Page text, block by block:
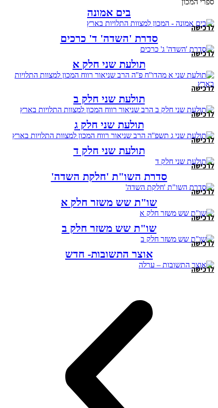
ספרי המכון
בים אמונה
לרכישה
סדרת 'השדה' ד' כרכים
לרכישה
תולעת שני חלק א
לרכישה
תולעת שני חלק ב
לרכישה
תולעת שני חלק ג
לרכישה
תולעת שני חלק ד
לרכישה
סדרת השו"ת 'חלקת השדה'
לרכישה
שו"ת שש משזר חלק א
לרכישה
שו"ת שש משזר חלק ב
לרכישה
אוצר התשובות- חדש
לרכישה